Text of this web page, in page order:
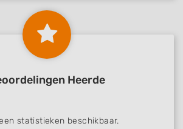
Heerde
statistieken beschikbaar.